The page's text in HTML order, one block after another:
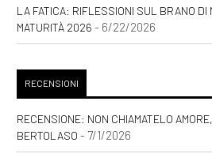
LA FATICA: RIFLESSIONI SUL BRANO
MATURITÀ 2026 - 6/22/2026
RECENSIONI
RECENSIONE: NON CHIAMATELO
BERTOLASO - 7/1/2026